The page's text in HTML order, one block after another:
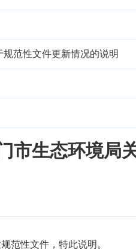
范性文件更新情况的说明
市生态环境局
范性文件，特此说明。